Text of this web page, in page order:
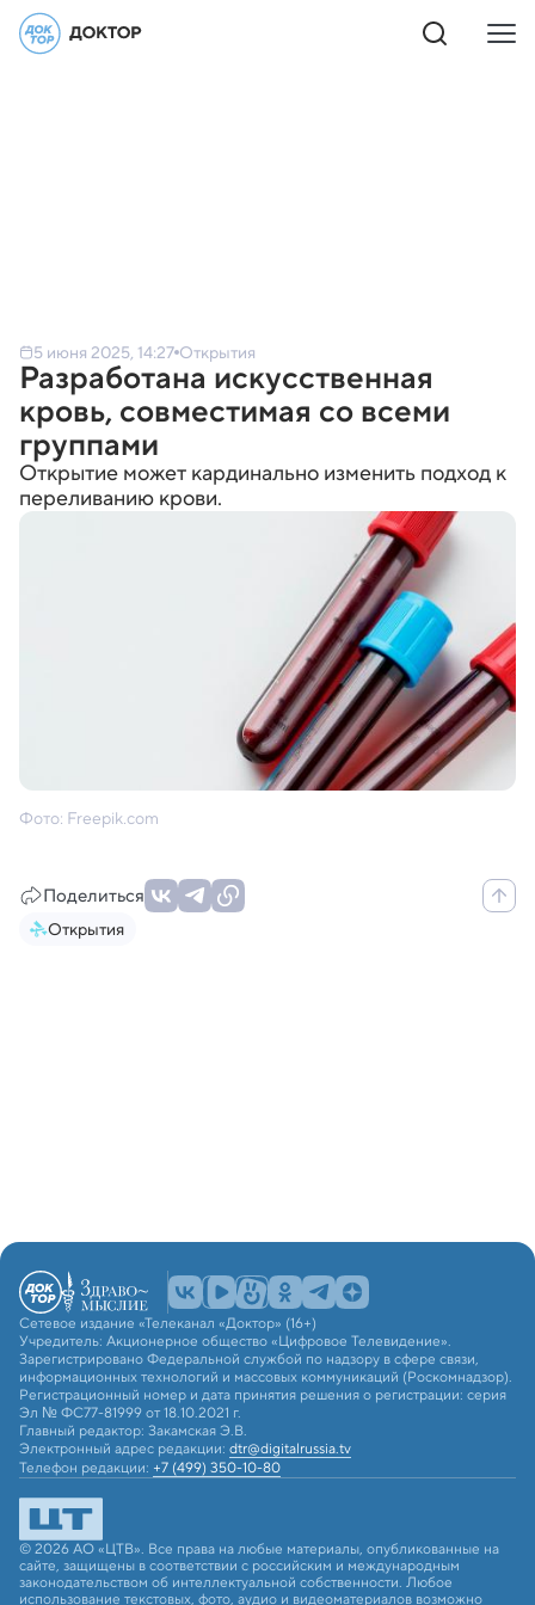
5 июня 2025, 14:27 Открытия
Разработана искусственная
кровь, совместимая со всеми
группами
Открытие может кардинально изменить подход к
переливанию крови.
Фото: Freepik.com
Поделиться
Открытия
Сетевое издание «Телеканал «Доктор» (16+)
Учредитель: Акционерное общество «Цифровое Телевидение».
Зарегистрировано Федеральной службой по надзору в сфере связи,
информационных технологий и массовых коммуникаций (Роскомнадзор).
Регистрационный номер и дата принятия решения о регистрации: серия
Эл № ФС77-81999 от 18.10.2021 г.
Главный редактор: Закамская Э.В.
Электронный адрес редакции: dtr@digitalrussia.tv
Телефон редакции: +7 (499) 350-10-80
© 2026 АО «ЦТВ». Все права на любые материалы, опубликованные на
сайте, защищены в соответствии с российским и международным
законодательством об интеллектуальной собственности. Любое
использование текстовых, фото, аудио и видеоматериалов возможно